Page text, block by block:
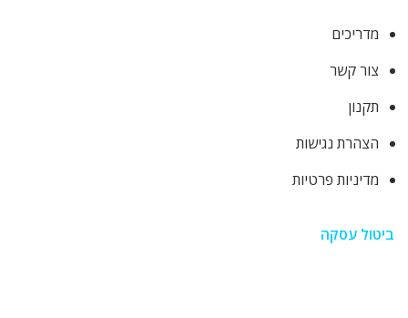
מדריכים
צור קשר
תקנון
הצהרת נגישות
מדיניות פרטיות
ביטול עסקה